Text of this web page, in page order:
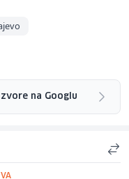
na Googlu